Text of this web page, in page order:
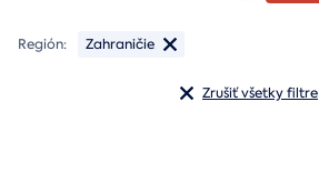
Región: Zahraničie
Zrušiť všetky filtre